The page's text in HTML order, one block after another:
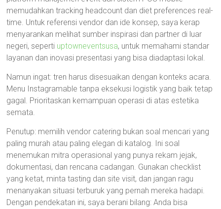
memudahkan tracking headcount dan diet preferences real-
time. Untuk referensi vendor dan ide konsep, saya kerap
menyarankan melihat sumber inspirasi dan partner di luar
negeri, seperti uptowneventsusa, untuk memahami standar
layanan dan inovasi presentasi yang bisa diadaptasi lokal.
Namun ingat: tren harus disesuaikan dengan konteks acara.
Menu Instagramable tanpa eksekusi logistik yang baik tetap
gagal. Prioritaskan kemampuan operasi di atas estetika
semata.
Penutup: memilih vendor catering bukan soal mencari yang
paling murah atau paling elegan di katalog. Ini soal
menemukan mitra operasional yang punya rekam jejak,
dokumentasi, dan rencana cadangan. Gunakan checklist
yang ketat, minta tasting dan site visit, dan jangan ragu
menanyakan situasi terburuk yang pernah mereka hadapi.
Dengan pendekatan ini, saya berani bilang: Anda bisa